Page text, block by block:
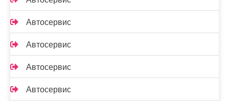
Автосервис
Автосервис
Автосервис
Автосервис